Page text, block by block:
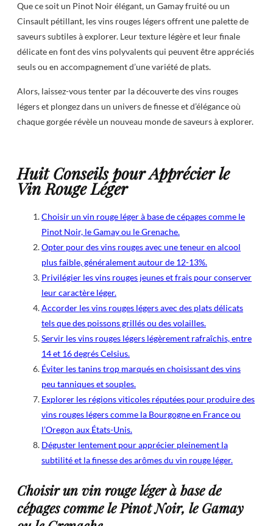
Que ce soit un Pinot Noir élégant, un Gamay fruité ou un
Cinsault pétillant, les vins rouges légers offrent une palette de
saveurs subtiles à explorer. Leur texture légère et leur finale
délicate en font des vins polyvalents qui peuvent être appréciés
seuls ou en accompagnement d’une variété de plats.
Alors, laissez-vous tenter par la découverte des vins rouges
légers et plongez dans un univers de finesse et d’élégance où
chaque gorgée révèle un nouveau monde de saveurs à explorer.
Huit Conseils pour Apprécier le
Vin Rouge Léger
Choisir un vin rouge léger à base de cépages comme le
Pinot Noir, le Gamay ou le Grenache.
Opter pour des vins rouges avec une teneur en alcool
plus faible, généralement autour de 12-13%.
Privilégier les vins rouges jeunes et frais pour conserver
leur caractère léger.
Accorder les vins rouges légers avec des plats délicats
tels que des poissons grillés ou des volailles.
Servir les vins rouges légers légèrement rafraîchis, entre
14 et 16 degrés Celsius.
Éviter les tanins trop marqués en choisissant des vins
peu tanniques et souples.
Explorer les régions viticoles réputées pour produire des
vins rouges légers comme la Bourgogne en France ou
l’Oregon aux États-Unis.
Déguster lentement pour apprécier pleinement la
subtilité et la finesse des arômes du vin rouge léger.
Choisir un vin rouge léger à base de
cépages comme le Pinot Noir, le Gamay